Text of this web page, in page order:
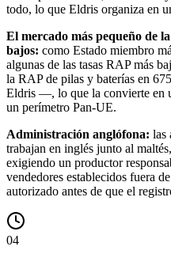
todo, lo que Eldris organiza en
El mercado más pequeño de
bajos: como Estado miembro
algunas de las tasas RAP más
la RAP de pilas y baterías en
Eldris —, lo que la convierte en
un perímetro Pan-UE.
Administración anglófona: las
trabajan en inglés junto al
exigiendo un productor
vendedores establecidos fuera
autorizado antes de que el
04